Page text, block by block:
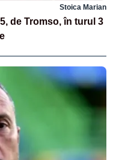
Stoica Marian
de Tromso, în turul 3